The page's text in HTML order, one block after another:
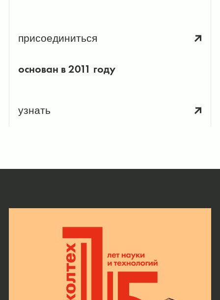
присоединиться
основан в 2011 году
узнать